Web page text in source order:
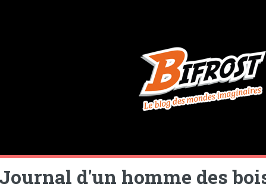
Journal d'un homme des